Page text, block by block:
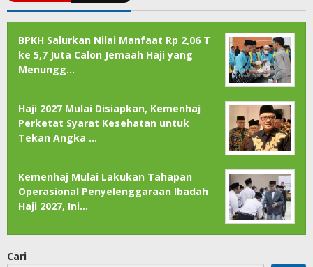
BPKH Salurkan Nilai Manfaat Rp 2,06 T
ke 5,7 Juta Calon Jemaah Haji yang
Menungg…
Haji 2027 Mulai Disiapkan, Kemenhaj
Perketat Syarat Kesehatan untuk
Tekan Angka …
Kemenhaj Mulai Lakukan Tahapan
Operasional Penyelenggaraan Ibadah
Haji 2027, Ini…
Cari